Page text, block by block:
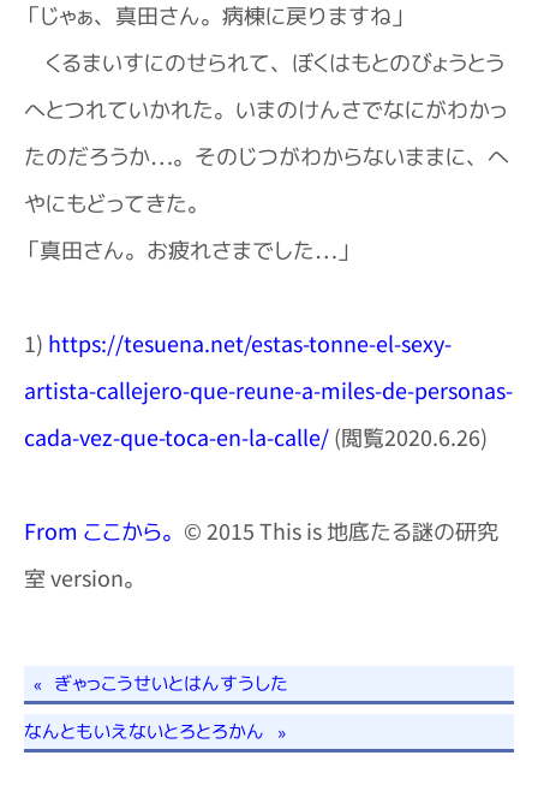
「じゃぁ、真田さん。病棟に戻りますね」
くるまいすにのせられて、ぼくはもとのびょうとう
へとつれていかれた。いまのけんさでなにがわかっ
たのだろうか…。そのじつがわからないままに、へ
やにもどってきた。
「真田さん。お疲れさまでした…」
1) https://tesuena.net/estas-tonne-el-sexy-
artista-callejero-que-reune-a-miles-de-personas-
cada-vez-que-toca-en-la-calle/ (閲覧2020.6.26)
From ここから。 © 2015 This is 地底たる謎の研究
室 version。
« ぎゃっこうせいとはんすうした
なんともいえないとろとろかん
»